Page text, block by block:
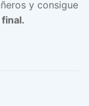
y consigue